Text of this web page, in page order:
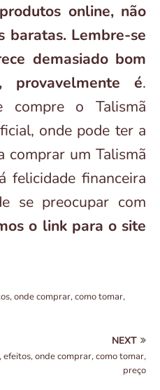
online, não
baratas. Lembre-se
demasiado bom
provavelmente é.
compre o Talismã
onde pode ter a
comprar um Talismã
felicidade financeira
se preocupar com
o link para o site
onde comprar, como tomar,
NEXT
onde comprar, como tomar,
preço